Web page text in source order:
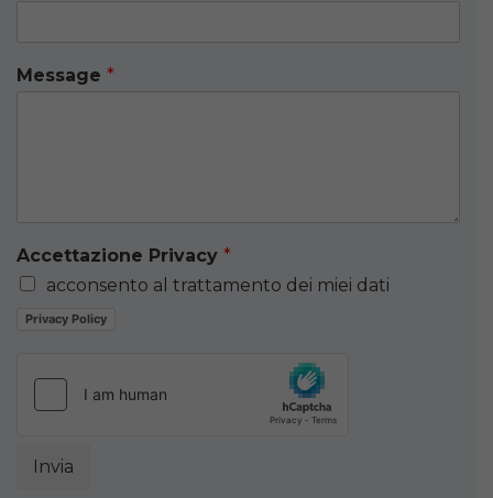
Message *
Accettazione Privacy *
acconsento al trattamento dei miei dati
Privacy Policy
Invia